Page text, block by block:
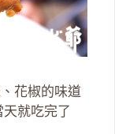
花椒的味道
就吃完了